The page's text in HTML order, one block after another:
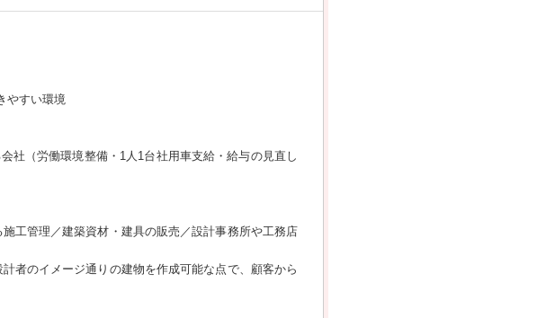
やすい環境
社（労働環境整備・1人1台社用車支給・給与の見直し
工管理／建築資材・建具の販売／設計事務所や工務店
者のイメージ通りの建物を作成可能な点で、顧客から